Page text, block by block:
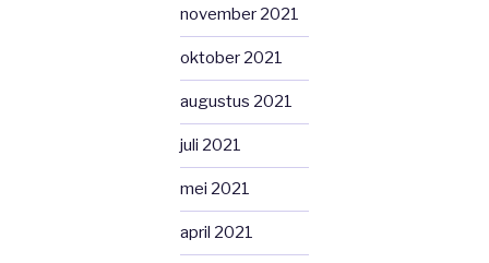
november 2021
oktober 2021
augustus 2021
juli 2021
mei 2021
april 2021